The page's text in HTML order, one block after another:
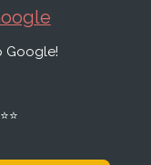
Google!
⭐️⭐️